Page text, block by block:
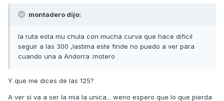
montadero dijo:
la ruta esta mu chula con mucha curva que hace dificil
seguir a las 300 ,lastima este finde no puedo a ver para
cuando una a Andorra :motero
Y que me dices de las 125?
A ver si va a ser la mia la unica... weno espero que lo que pierda